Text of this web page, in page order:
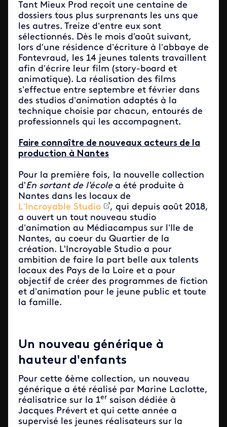
Tant Mieux Prod reçoit une centaine de
dossiers tous plus surprenants les uns que
les autres. Treize d’entre eux sont
sélectionnés. Dès le mois d'août suivant,
lors d’une résidence d’écriture à l’abbaye de
Fontevraud, les 14 jeunes talents travaillent
afin d’écrire leur film (story-board et
animatique). La réalisation des films
s’effectue entre septembre et février dans
des studios d’animation adaptés à la
technique choisie par chacun, entourés de
professionnels qui les accompagnent.
Faire connaître de nouveaux acteurs de la
production à Nantes
Pour la première fois, la nouvelle collection
d'En sortant de l'écolea été produite à
Nantes dans les locaux de
L’Incroyable Studio
, qui depuis août 2018,
a ouvert un tout nouveau studio
d’animation au Médiacampus sur l’Ile de
Nantes, au coeur du Quartier de la
création. L'Incroyable Studio a pour
ambition de faire la part belle aux talents
locaux des Pays de la Loire et a pour
objectif de créer des programmes de fiction
et d’animation pour le jeune public et toute
la famille.
Un nouveau générique à
hauteur d'enfants
Pour cette 6ème collection, un nouveau
générique a été réalisé par Marine Laclotte,
réalisatrice sur la 1er saison dédiée à
Jacques Prévert et qui cette année a
supervisé les jeunes réalisateurs sur la